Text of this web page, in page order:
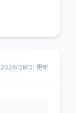
2026/08/01 更新